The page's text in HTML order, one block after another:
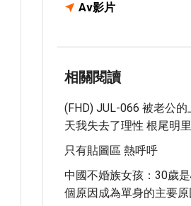
Av影片
相關閱讀
(FHD) JUL-066 被老公
天我失去了理性 根尾明
只有貼圖區 熱呼呼
中國不婚族女孩：30歲
個原因成為單身的主要原